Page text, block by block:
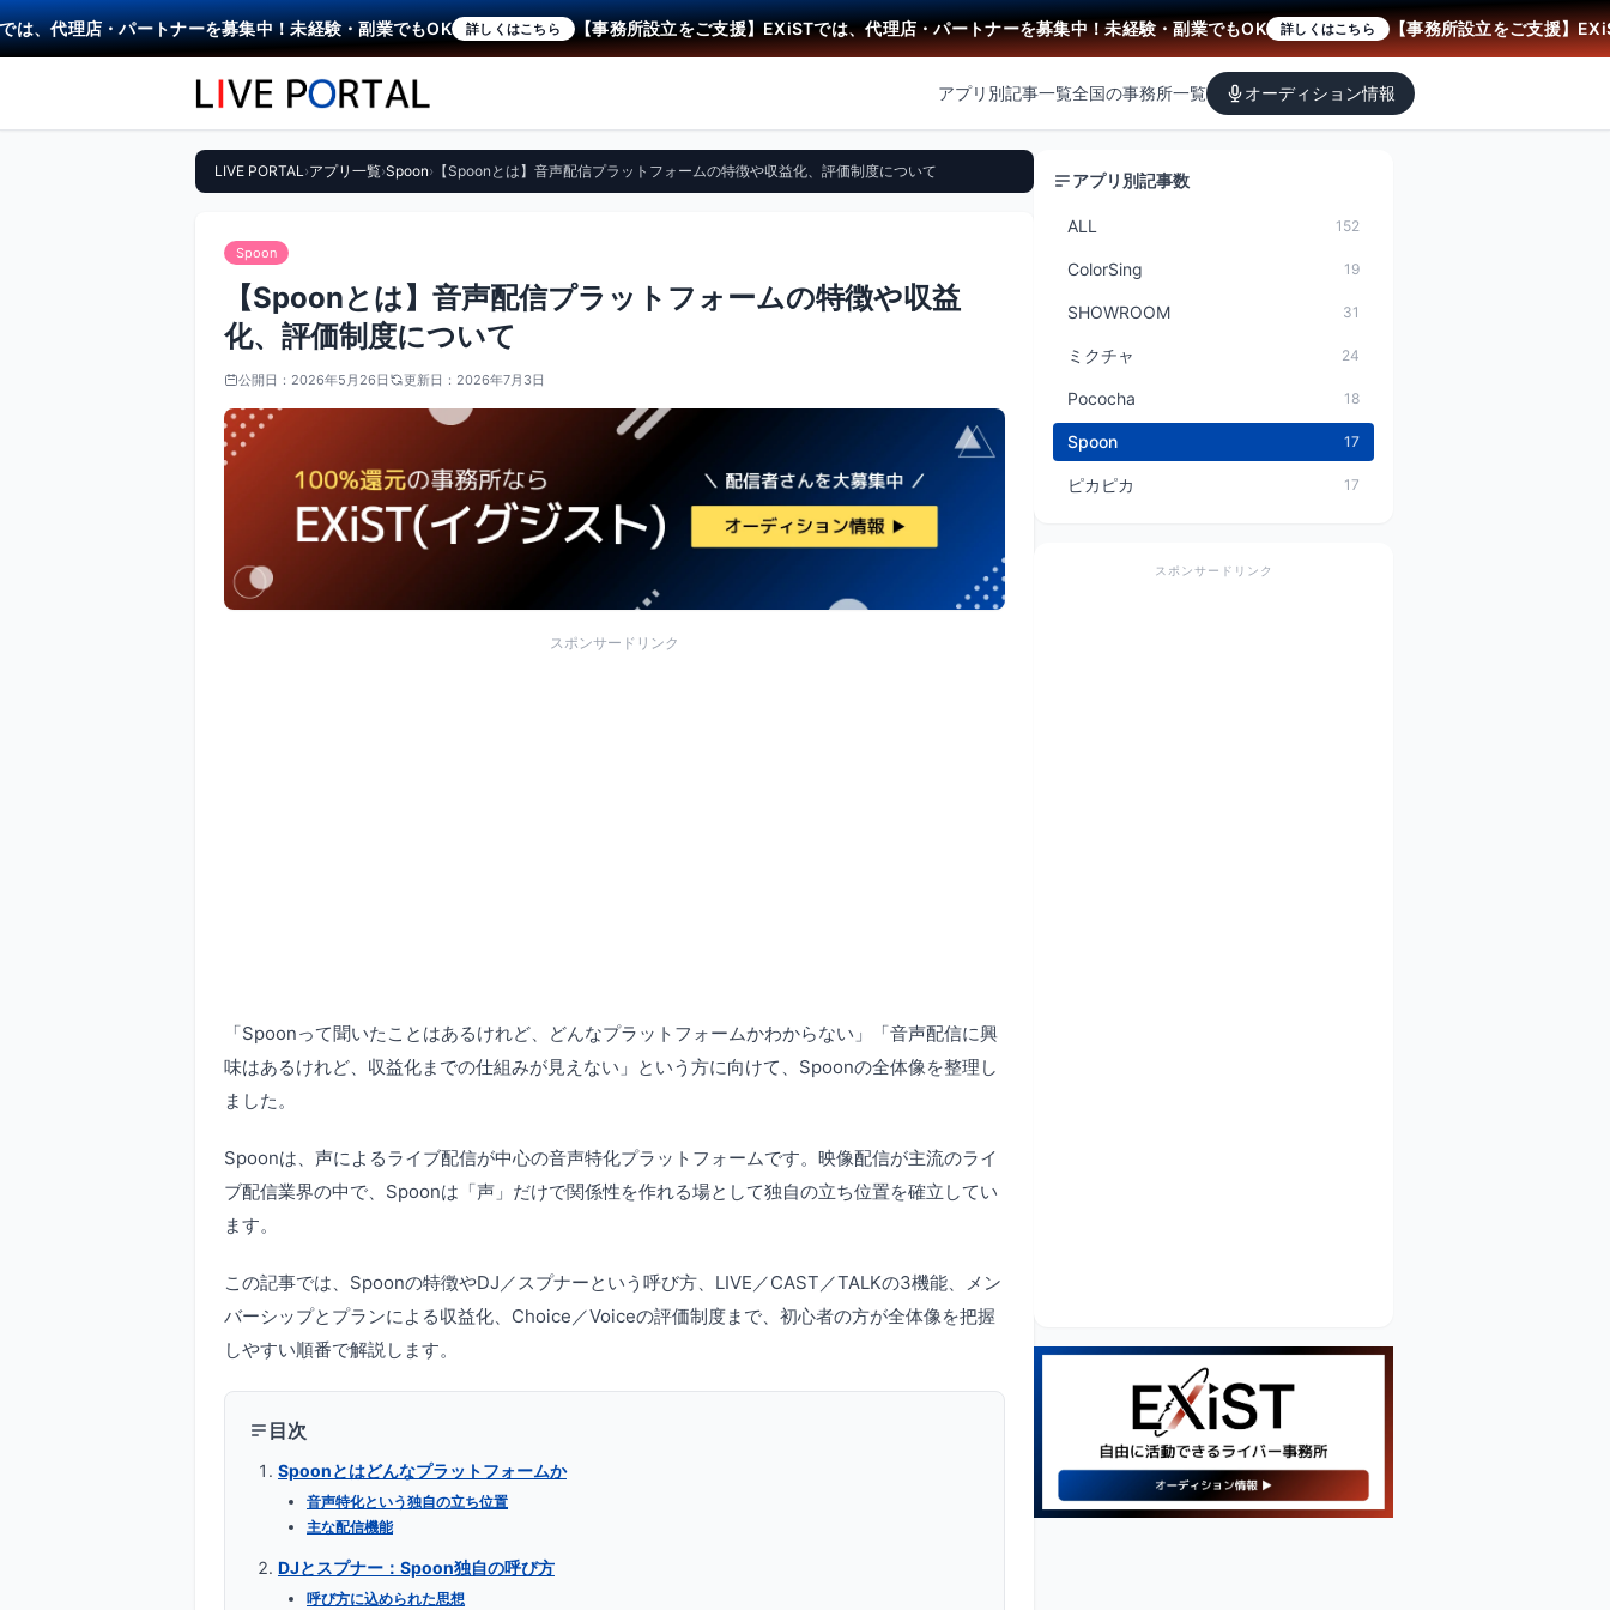
代理店・パートナーを募集中！未経験・副業でもOK 詳しくはこちら 【事務所設立をご支援】EXiSTでは、代理店・パートナーを募集中！未経験・副業でもOK 詳しくはこちら 【事務所設立をご支援】EXiST
アプリ別記事一覧全国の事務所一覧 オーディション情報
LIVE PORTAL›アプリ一覧›Spoon› 【Spoonとは】音声配信プラットフォームの特徴や収益化、評価制度について
Spoon
【Spoonとは】音声配信プラットフォームの特徴や収益
化、評価制度について
公開日： 2026年5月26日 更新日： 2026年7月3日
スポンサードリンク
「Spoonって聞いたことはあるけれど、どんなプラットフォームかわからない」「音声配信に興
味はあるけれど、収益化までの仕組みが見えない」という方に向けて、Spoonの全体像を整理し
ました。
Spoonは、声によるライブ配信が中心の音声特化プラットフォームです。映像配信が主流のライ
ブ配信業界の中で、Spoonは「声」だけで関係性を作れる場として独自の立ち位置を確立してい
ます。
この記事では、Spoonの特徴やDJ／スプナーという呼び方、LIVE／CAST／TALKの3機能、メン
バーシップとプランによる収益化、Choice／Voiceの評価制度まで、初心者の方が全体像を把握
しやすい順番で解説します。
目次
Spoonとはどんなプラットフォームか
音声特化という独自の立ち位置
主な配信機能
DJとスプナー：Spoon独自の呼び方
呼び方に込められた思想
アプリ別記事数
ALL 152
ColorSing 19
SHOWROOM 31
ミクチャ 24
Pococha 18
Spoon 17
ピカピカ 17
スポンサードリンク